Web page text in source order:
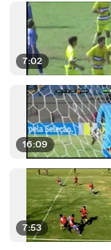
7:02
16:09
7:53